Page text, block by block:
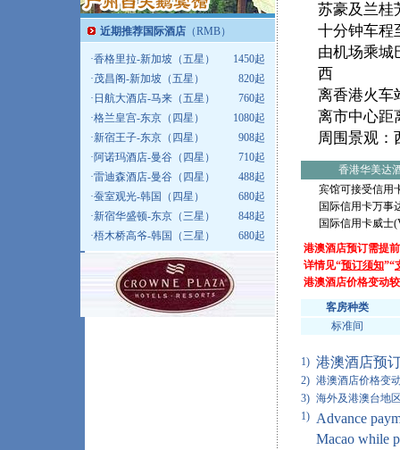
近期推荐国际酒店 （RMB）
·香格里拉-新加坡（五星）
1450起
·茂昌阁-新加坡（五星）
820起
· 日航大酒店-马来（五星）
760起
·格兰皇宫-东京（四星）
1080起
·新宿王子-东京（四星）
908起
·阿诺玛酒店-曼谷（四星）
710起
·雷迪森酒店-曼谷（四星）
488起
·蚕室观光-韩国（四星）
680起
·新宿华盛顿-东京（三星）
848起
·梧木桥高爷-韩国（三星） 680起
苏豪及兰桂
十分钟车程
由机场乘城
西
离香港火车
离市中心距
周围景观：
香港华美达
宾馆可接受信用
国际信用卡万事
国际信
港澳酒店预订需提
详情见“预订须知”“
港澳酒店价格变动
客房种类
标准间
1) 港澳酒店预
2) 港澳酒店价格变
3) 海外及港澳台地
1) Advance
Macao while